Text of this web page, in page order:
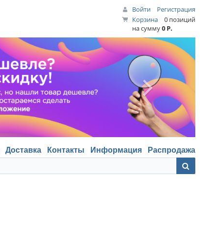
Войти
Регистрация
Корзина
0 позиций
на сумму0 Р.
Доставка Контакты Информация Распродажа